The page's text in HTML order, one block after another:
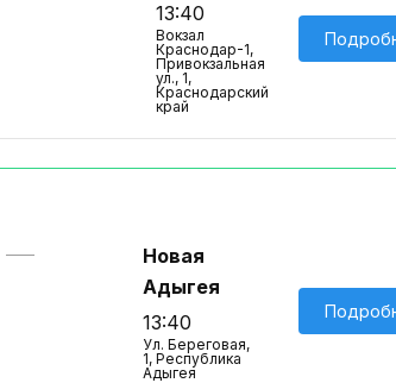
13:40
Вокзал
Краснодар-1,
Привокзальная
ул., 1,
Краснодарский
край
Новая
Адыгея
13:40
Ул. Береговая,
1, Республика
Адыгея